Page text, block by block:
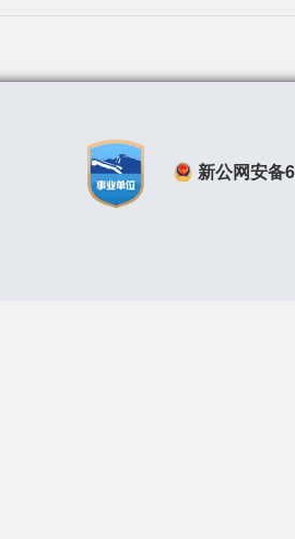
新公网安备